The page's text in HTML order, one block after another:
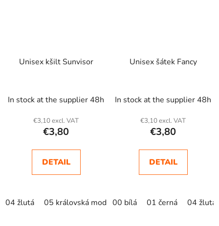
Unisex kšilt Sunvisor
In stock at the supplier 48h
€3,10 excl. VAT
€3,80
DETAIL
04 žlutá 05 královská modrá
Unisex šátek Fancy
In stock at the supplier 48h
€3,10 excl. VAT
€3,80
DETAIL
00 bílá 01 černá 04 žlutá